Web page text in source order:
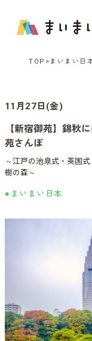
TOP まいまい日
11月27日(金)
【新宿御苑】錦秋
苑さんぽ
～江戸の池泉式・英国
樹の森～
●まいまい日本